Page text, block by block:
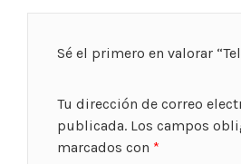
Sé el primero en valorar
Tu dirección de correo
publicada. Los campos
marcados con *